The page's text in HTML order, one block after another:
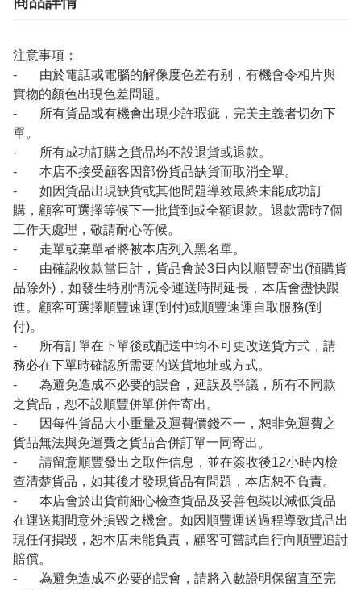
注意事項：
- 由於電話或電腦的解像度色差有别，有機會令相片與
實物的顏色出現色差問題。
- 所有貨品或有機會出現少許瑕疵，完美主義者切勿下
單。
- 所有成功訂購之貨品均不設退貨或退款。
- 本店不接受顧客因部份貨品缺貨而取消全單。
- 如因貨品出現缺貨或其他問題導致最終未能成功訂
購，顧客可選擇等候下一批貨到或全額退款。退款需時7個
工作天處理，敬請耐心等候。
- 走單或棄單者將被本店列入黑名單。
- 由確認收款當日計，貨品會於3日內以順豐寄出(預購貨
品除外)，如發生特別情況令運送時間延長，本店會盡快跟
進。顧客可選擇順豐速運(到付)或順豐速運自取服務(到
付)。
- 所有訂單在下單後或配送中均不可更改送貨方式，請
務必在下單時確認所需要的送貨地址或方式。
- 為避免造成不必要的誤會，延誤及爭議，所有不同款
之貨品，恕不設順豐併單併件寄出。
- 因每件貨品大小重量及運費價錢不一，恕非免運費之
貨品無法與免運費之貨品合併訂單一同寄出。
- 請留意順豐發出之取件信息，並在簽收後12小時內檢
查清楚貨品，如其後才發現貨品有問題，本店恕不負責。
- 本店會於出貨前細心檢查貨品及妥善包裝以減低貨品
在運送期間意外損毀之機會。如因順豐運送過程導致貨品出
現任何損毀，恕本店未能負責，顧客可嘗試自行向順豐追討
賠償。
- 為避免造成不必要的誤會，請將入數證明保留直至完